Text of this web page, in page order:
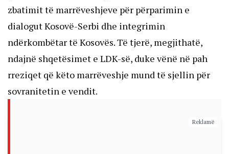
zbatimit të marrëveshjeve për përparimin e
dialogut Kosovë-Serbi dhe integrimin
ndërkombëtar të Kosovës. Të tjerë, megjithatë,
ndajnë shqetësimet e LDK-së, duke vënë në pah
rreziqet që këto marrëveshje mund të sjellin për
sovranitetin e vendit.
Reklamë